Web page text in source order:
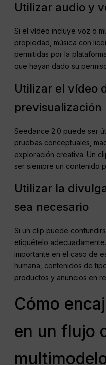
Utilizar audio y
Si el vídeo incluye voz o
propiedad, música con
permitidas por la
que hayan dado su
Utilizar el vídeo
previsualización
Seedance 2.0 puede ser
pruebas conceptuales,
exploración creativa. Un
ser siempre un contenido
Utilizar la
sea necesario
Si un clip puede
etiquételo
importante en el caso de
humana, contenidos de
productos y anuncios en
Cómo
en un flujo